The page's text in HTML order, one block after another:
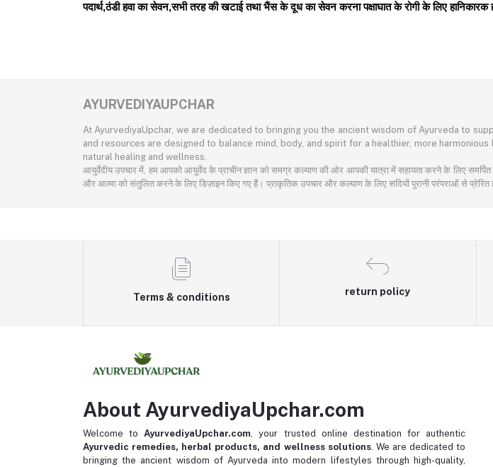
पदार्थ,ठंडी हवा का सेवन,सभी तरह की खटाई तथा भैंस के दूध का सेवन करना पक्षाघात के रोगी के लिए हानिकारक
AYURVEDIYAUPCHAR
At AyurvediyaUpchar, we are dedicated to bringing you the ancient wisdom of Ayurveda to
and resources are designed to balance mind, body, and spirit for a healthier, more
natural healing and wellness.
आयुर्वेदीय उपचार में, हम आपको आयुर्वेद के प्राचीन ज्ञान को समग्र कल्याण की ओर आपकी यात्रा में सहायता करने के लिए
और आत्मा को संतुलित करने के लिए डिज़ाइन किए गए हैं। प्राकृतिक उपचार और कल्याण के लिए सदियों पुरानी परंपराओं से
Terms & conditions
return policy
About AyurvediyaUpchar.com
Welcome toAyurvediyaUpchar.com , your trusted online destination for authentic
Ayurvedic remedies, herbal products, and wellness solutions. We are dedicated to
bringing the ancient wisdom of Ayurveda into modern lifestyles through high-quality,